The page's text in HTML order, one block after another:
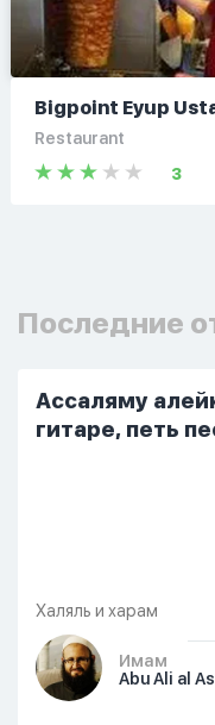
Bigpoint Eyup
Restaurant
3
Последние
Ассаляму
гитаре, петь
Халяль и харам
Имам
Abu Ali al